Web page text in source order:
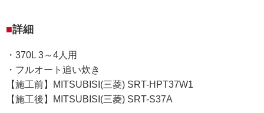
詳細
・370L 3～4人用
・フルオート追い炊き
【施工前】MITSUBISI(三菱) SRT-HPT37W1
【施工後】MITSUBISI(三菱) SRT-S37A